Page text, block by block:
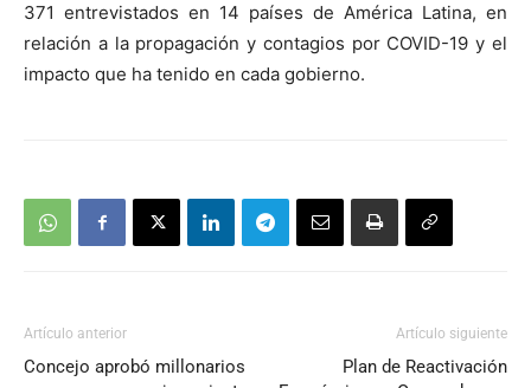
371 entrevistados en 14 países de América Latina, en
relación a la propagación y contagios por COVID-19 y el
impacto que ha tenido en cada gobierno.
Artículo anterior
Concejo aprobó millonarios
Artículo siguiente
Plan de Reactivación